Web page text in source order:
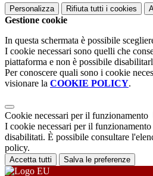
Personalizza Rifiuta tutti i cookies
Gestione cookie
In questa schermata è possibile
I cookie necessari sono quelli che
piattaforma e non è possibile
Per conoscere quali sono i cookie
visionare la COOKIE POLICY.
Cookie necessari per il funzionamento
I cookie necessari per il funzionamento
disabilitati. È possibile consultare
policy.
Accetta tutti Salva le preferenze